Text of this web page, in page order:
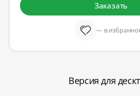
Заказать
— в
Версия для